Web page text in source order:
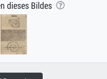
dieses Bildes